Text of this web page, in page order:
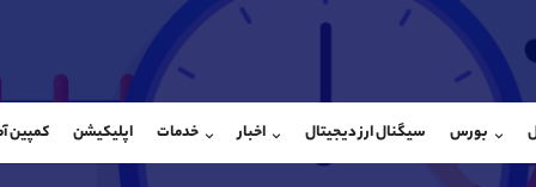
بورس سیگنال ارز دیجیتال اخبار خدمات اپلیکیشن کمپین